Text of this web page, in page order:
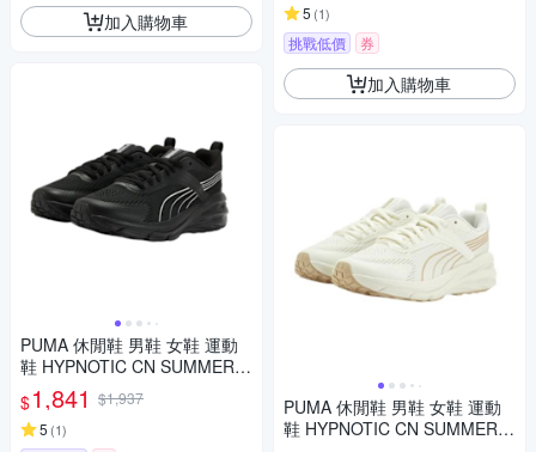
加入購物車
PUMA 休閒鞋 男鞋 女鞋 運動
鞋 HYPNOTIC CN SUMMER
黑 40395201
$1,841 $1,937
5 (1)
5 (1)
挑戰低價 券
加入購物車
PUMA 休閒鞋 男鞋 女鞋 運動
鞋 HYPNOTIC CN SUMMER